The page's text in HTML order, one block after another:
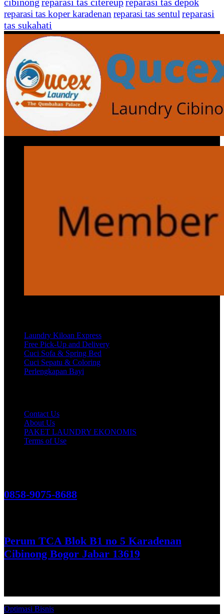
reparasi tas koper karadenan reparasi tas sentul reparasi
tas sukahati
Laundry Kiloan Express
Free Pick-Up and Delivery
Cuci Sofa & Spring Bed
Cuci Sepatu & Coloring
Perlengkapan Bayi
Contact Us
About Us
PAKET LAUNDRY EKONOMIS
Terms of Use
0858-9075-8688
Perum TCA Blok B1 no 5 Karadenan
Cibinong Bogor Jabar 13619
Optimasi Bisnis